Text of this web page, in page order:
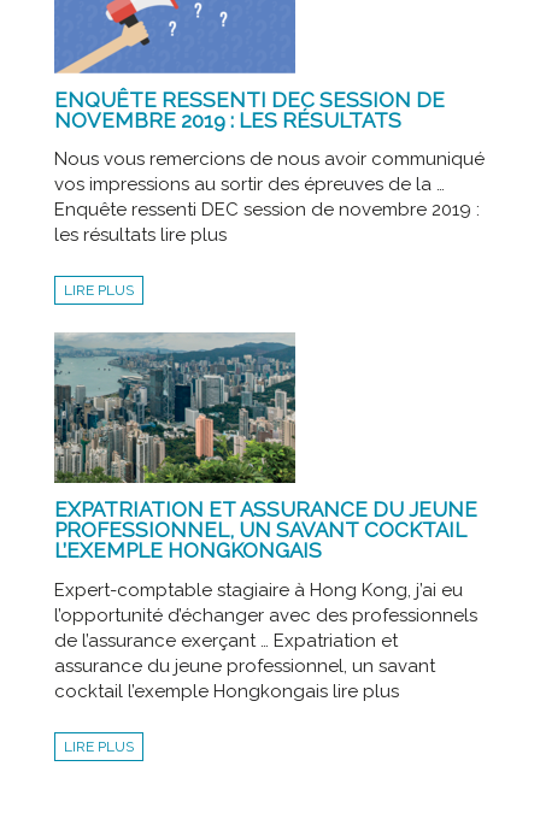
ENQUÊTE RESSENTI DEC SESSION DE
NOVEMBRE 2019 : LES RÉSULTATS
Nous vous remercions de nous avoir communiqué
vos impressions au sortir des épreuves de la …
Enquête ressenti DEC session de novembre 2019 :
les résultats lire plus
LIRE PLUS
EXPATRIATION ET ASSURANCE DU JEUNE
PROFESSIONNEL, UN SAVANT COCKTAIL
L’EXEMPLE HONGKONGAIS
Expert-comptable stagiaire à Hong Kong, j’ai eu
l’opportunité d’échanger avec des professionnels
de l’assurance exerçant … Expatriation et
assurance du jeune professionnel, un savant
cocktail l’exemple Hongkongais lire plus
LIRE PLUS